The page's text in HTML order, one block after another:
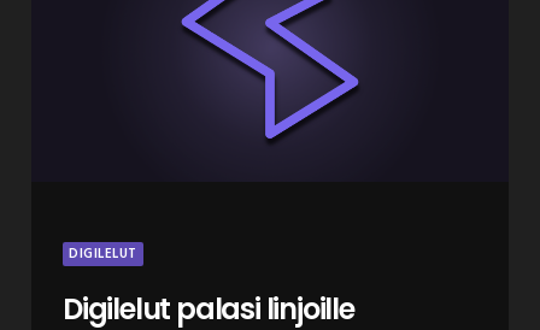
DIGILELUT
Digilelut palasi linjoille